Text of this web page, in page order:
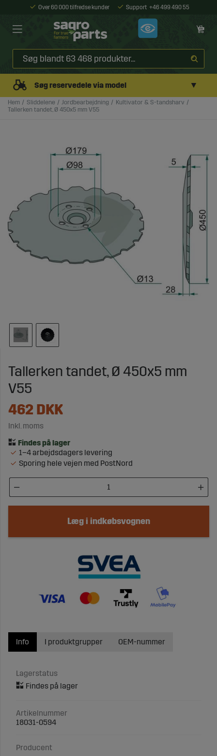
Over 60 000 tilfredse kunder Support +46 499 490 55
Søg reservedele via model ▼
Hem Sliddelene Jordbearbejdning
Kultivator & S-tandsharv
Tallerken tandet, Ø 450x5 mm V55
Tallerken tandet, Ø 450x5 mm
V55
462 DKK
Inkl. moms
1–4 arbejdsdagers levering
Sporing hele vejen med PostNord
Læg i indkøbsvognen
Info
Lagerstatus
Artikelnummer
18031-0594
Producent
I produktgrupper OEM-nummer